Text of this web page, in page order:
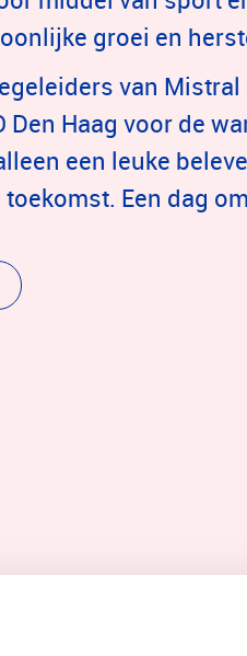
groei en
van
Den Haag voor de
een leuke
Een dag